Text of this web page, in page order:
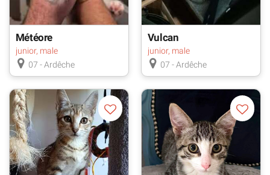
Météore
junior, male
07 - Ardêche
Vulcan
junior, male
07 - Ardêche